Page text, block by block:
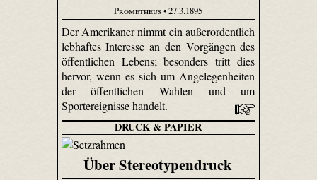
Prometheus• 27.3.1895
Der Amerikaner nimmt ein außerordentlich
lebhaftes Interesse an den Vorgängen des
öffentlichen Lebens; besonders tritt dies
hervor, wenn es sich um Angelegenheiten
der öffentlichen Wahlen und um
Sportereignisse handelt.
DRUCK & PAPIER
Über Stereotypendruck